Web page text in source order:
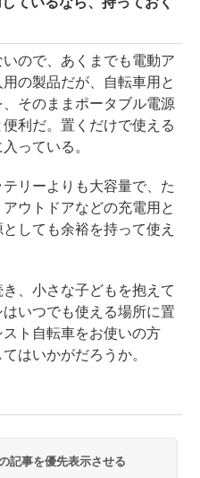
ので、あくまでも電動ア
の製品だが、自転車用と
そのままポータブル電源
利だ。置くだけで使える
っている。
リーよりも大容量で、た
ウトドアなどの充電用と
しても余裕を持って使え
、小さな子どもを抱えて
いつでも使える場所に置
ト自転車をお使いの方
はいかがだろうか。
記事を優先表示させる